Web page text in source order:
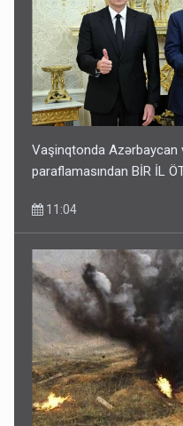
Vaşinqtonda Azərbaycan
paraflamasından BİR İL
11:04